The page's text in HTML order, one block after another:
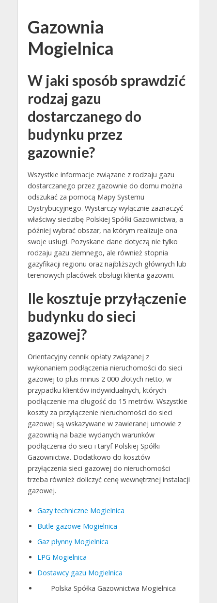
Gazownia
Mogielnica
W jaki sposób sprawdzić
rodzaj gazu
dostarczanego do
budynku przez
gazownie?
Wszystkie informacje związane z rodzaju gazu
dostarczanego przez gazownie do domu można
odszukać za pomocą Mapy Systemu
Dystrybucyjnego. Wystarczy wyłącznie zaznaczyć
właściwy siedzibę Polskiej Spółki Gazownictwa, a
później wybrać obszar, na którym realizuje ona
swoje usługi. Pozyskane dane dotyczą nie tylko
rodzaju gazu ziemnego, ale również stopnia
gazyfikacji regionu oraz najbliższych głównych lub
terenowych placówek obsługi klienta gazowni.
Ile kosztuje przyłączenie
budynku do sieci
gazowej?
Orientacyjny cennik opłaty związanej z
wykonaniem podłączenia nieruchomości do sieci
gazowej to plus minus 2 000 złotych netto, w
przypadku klientów indywidualnych, których
podłączenie ma długość do 15 metrów. Wszystkie
koszty za przyłączenie nieruchomości do sieci
gazowej są wskazywane w zawieranej umowie z
gazownią na bazie wydanych warunków
podłączenia do sieci i taryf Polskiej Spółki
Gazownictwa. Dodatkowo do kosztów
przyłączenia sieci gazowej do nieruchomości
trzeba również doliczyć cenę wewnętrznej instalacji
gazowej.
Gazy techniczne Mogielnica
Butle gazowe Mogielnica
Gaz płynny Mogielnica
LPG Mogielnica
Dostawcy gazu Mogielnica
Polska Spółka Gazownictwa Mogielnica